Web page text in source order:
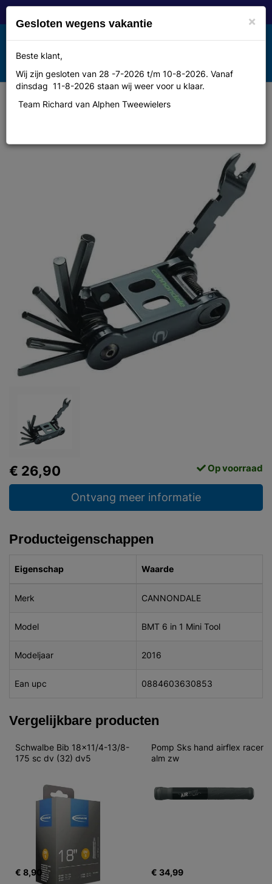
Toggle
navigation
MENU
Cannondale Repair/Maintenance
€ 26,90 Op voorraad
Ontvang meer informatie
Producteigenschappen
Eigenschap Waarde
Merk CANNONDALE
Model BMT 6 in 1 Mini Tool
Modeljaar 2016
Ean upc 0884603630853
Vergelijkbare producten
Schwalbe Bib 18x11/4-13/8-
175 sc dv (32) dv5
€ 8,90
Pomp Sks hand airflex racer
alm zw
€ 34,99
×
Gesloten wegens vakantie
Beste klant,
Wij zijn gesloten van 28 -7-2026 t/m 10-8-2026. Vanaf
dinsdag 11-8-2026 staan wij weer voor u klaar.
Team Richard van Alphen Tweewielers